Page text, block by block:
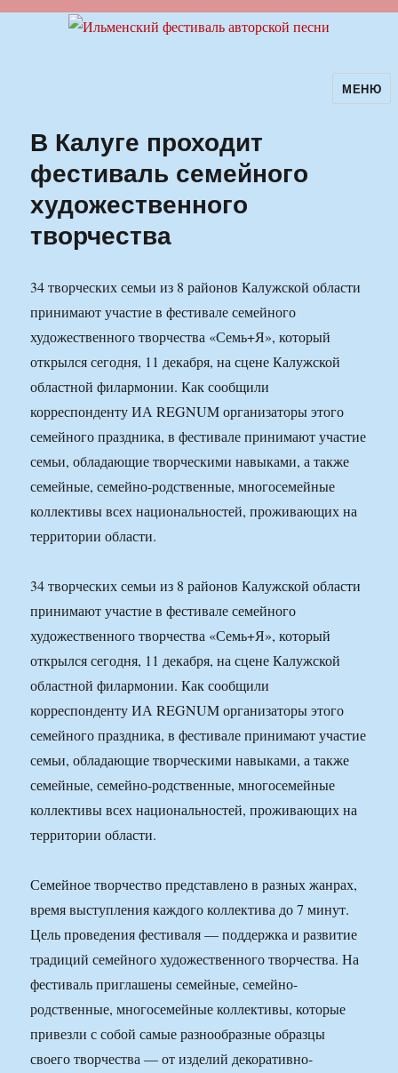
Ильменский фестиваль авторскойМЕНЮ
В Калуге проходит
фестиваль семейного
художественного
творчества
34 творческих семьи из 8 районов Калужской области
принимают участие в фестивале семейного
художественного творчества «Семь+Я», который
открылся сегодня, 11 декабря, на сцене Калужской
областной филармонии. Как сообщили
корреспонденту ИА REGNUM организаторы этого
семейного праздника, в фестивале принимают участие
семьи, обладающие творческими навыками, а также
семейные, семейно-родственные, многосемейные
коллективы всех национальностей, проживающих на
территории области.
34 творческих семьи из 8 районов Калужской области
принимают участие в фестивале семейного
художественного творчества «Семь+Я», который
открылся сегодня, 11 декабря, на сцене Калужской
областной филармонии. Как сообщили
корреспонденту ИА REGNUM организаторы этого
семейного праздника, в фестивале принимают участие
семьи, обладающие творческими навыками, а также
семейные, семейно-родственные, многосемейные
коллективы всех национальностей, проживающих на
территории области.
Семейное творчество представлено в разных жанрах,
время выступления каждого коллектива до 7 минут.
Цель проведения фестиваля — поддержка и развитие
традиций семейного художественного творчества. На
фестиваль приглашены семейные, семейно-
родственные, многосемейные коллективы, которые
привезли с собой самые разнообразные образцы
своего творчества — от изделий декоративно-